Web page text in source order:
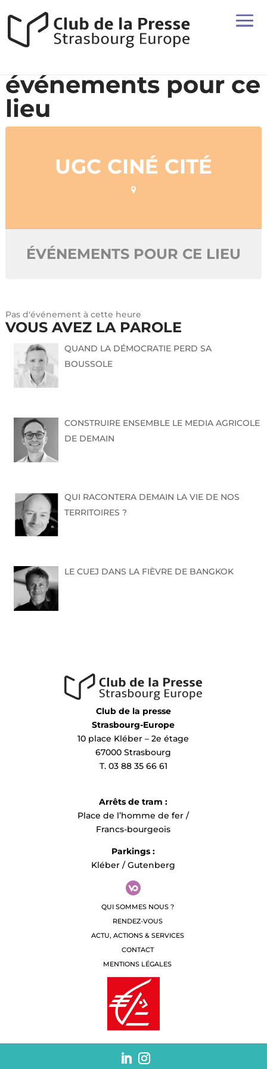
événements pour ce
lieu
UGC CINÉ CITÉ
ÉVÉNEMENTS POUR CE LIEU
Pas d'événement à cette heure
VOUS AVEZ LA PAROLE
QUAND LA DÉMOCRATIE PERD SA
BOUSSOLE
CONSTRUIRE ENSEMBLE LE MEDIA AGRICOLE
DE DEMAIN
QUI RACONTERA DEMAIN LA VIE DE NOS
TERRITOIRES ?
LE CUEJ DANS LA FIÈVRE DE BANGKOK
Club de la presse
Strasbourg-Europe
10 place Kléber – 2e étage
67000 Strasbourg
T. 03 88 35 66 61
Arrêts de tram :
Place de l’homme de fer /
Francs-bourgeois
Parkings :
Kléber / Gutenberg
QUI SOMMES NOUS ?
RENDEZ-VOUS
ACTU, ACTIONS & SERVICES
CONTACT
MENTIONS LÉGALES